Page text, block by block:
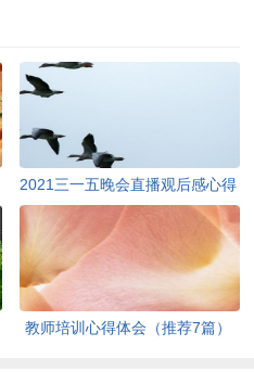
2021三一五晚会直播观后感心得
[本文共3302字]
教师培训心得体会（推荐7篇）